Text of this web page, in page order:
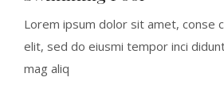
Lorem ipsum dolor sit amet, conse
elit, sed do eiusmi tempor inci
mag aliq